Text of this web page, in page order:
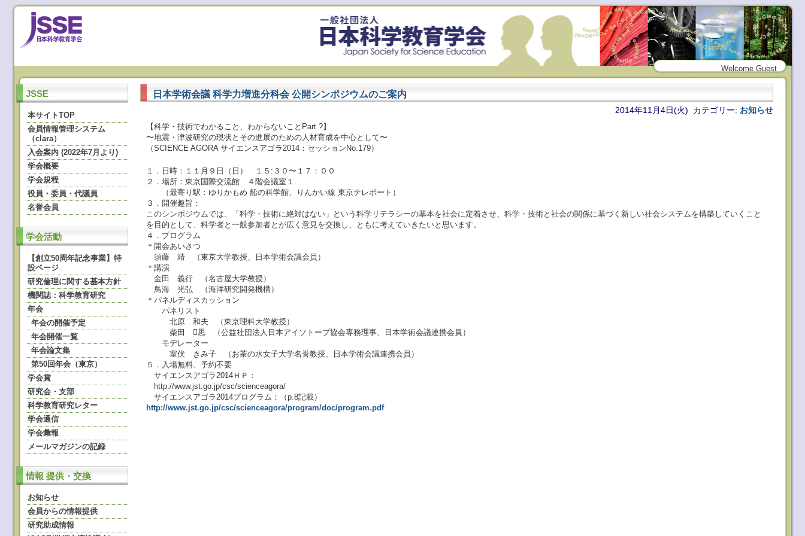
Welcome Guest
JSSE
本サイトTOP
会員情報管理システム
（clara）
入会案内 (2022年7月より)
学会概要
学会規程
役員・委員・代議員
名誉会員
学会活動
【創立50周年記念事業】特
設ページ
研究倫理に関する基本方針
機関誌：科学教育研究
年会
年会の開催予定
年会開催一覧
年会論文集
第50回年会（東京）
学会賞
研究会・支部
科学教育研究レター
学会通信
学会彙報
メールマガジンの記録
情報 提供・交換
お知らせ
会員からの情報提供
研究助成情報
日本学術会議 科学力増進分科会 公開シンポジウムのご案内
2014年11月4日(火) カテゴリー: お知らせ
【科学・技術でわかること、わからないことPart ?】
〜地震・津波研究の現状とその進展のための人材育成を中心として〜
（SCIENCE AGORA サイエンスアゴラ2014：セッションNo.179）
１．日時：１１月９日（日） １５:３０〜１７：００
２．場所：東京国際交流館 ４階会議室１
（最寄り駅：ゆりかもめ 船の科学館、りんかい線 東京テレポート）
３．開催趣旨：
このシンポジウムでは、「科学・技術に絶対はない」という科学リテラシーの基本を社会に定着させ、科学・技術と社会の関係に基づく新しい社会システムを構築していくこと
を目的として、科学者と一般参加者とが広く意見を交換し、ともに考えていきたいと思います。
４．プログラム
＊開会あいさつ
須藤 靖 （東京大学教授、日本学術会議会員）
＊講演
金田 義行 （名古屋大学教授）
鳥海 光弘 （海洋研究開発機構）
＊パネルディスカッション
パネリスト
北原 和夫 （東京理科大学教授）
柴田 思 （公益社団法人日本アイソトープ協会専務理事、日本学術会議連携会員）
モデレーター
室伏 きみ子 （お茶の水女子大学名誉教授、日本学術会議連携会員）
５．入場無料、予約不要
サイエンスアゴラ2014ＨＰ：
http://www.jst.go.jp/csc/scienceagora/
サイエンスアゴラ2014プログラム：（p.8記載）
http://www.jst.go.jp/csc/scienceagora/program/doc/program.pdf